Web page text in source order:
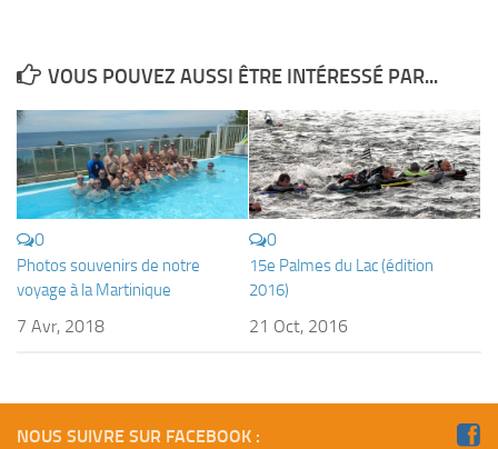
SORTIES
Sorties 2026
Sorties 2025
Sorties 2024
Sorties 2022
VOUS POUVEZ AUSSI ÊTRE INTÉRESSÉ PAR...
0
Photos souvenirs de notre
voyage à la Martinique
7 Avr, 2018
0
15e Palmes du Lac (édition
2016)
21 Oct, 2016
NOUS SUIVRE SUR FACEBOOK :